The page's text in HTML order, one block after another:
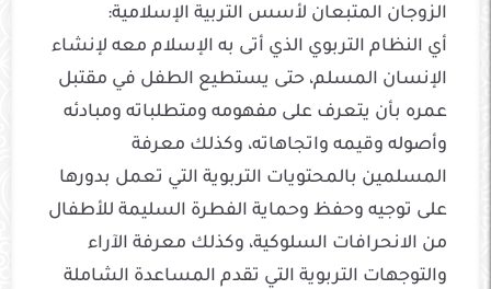
الزوجان المتبعان لأسس التربية الإسلامية:
أي النظام التربوي الذي أتى به الإسلام معه لإنشاء
الإنسان المسلم، حتى يستطيع الطفل في مقتبل
عمره بأن يتعرف على مفهومه ومتطلباته ومبادئه
وأصوله وقيمه واتجاهاته، وكذلك معرفة
المسلمين بالمحتويات التربوية التي تعمل بدورها
على توجيه وحفظ وحماية الفطرة السليمة للأطفال
من الانحرافات السلوكية، وكذلك معرفة الآراء
والتوجهات التربوية التي تقدم المساعدة الشاملة